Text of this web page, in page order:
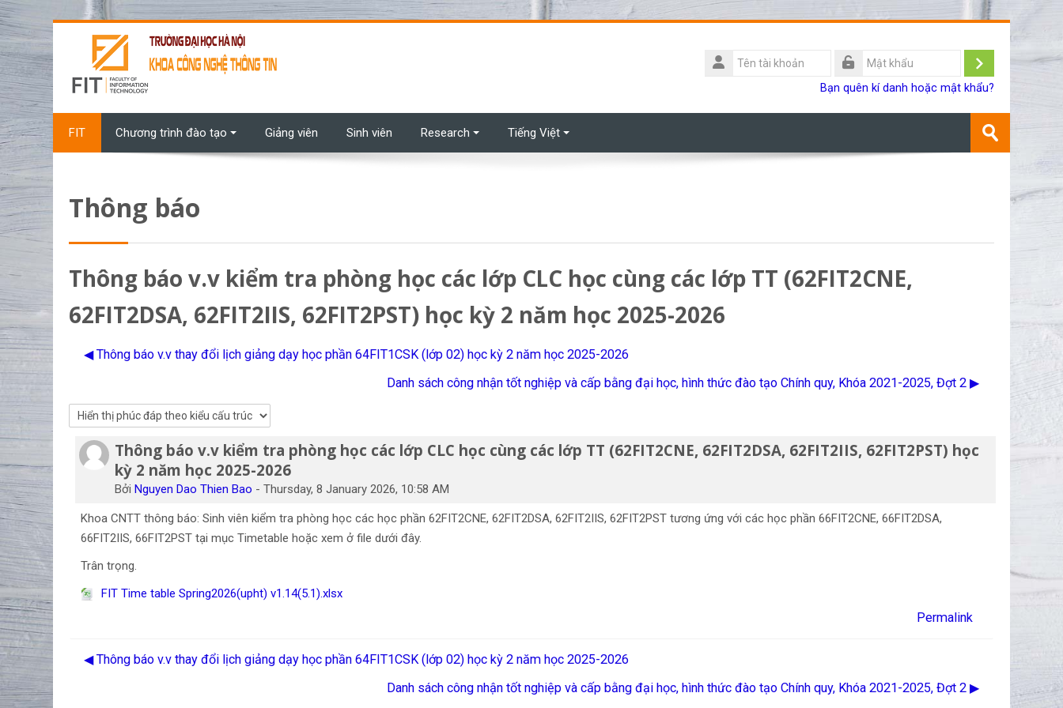
Chuyển tới nội dung chính
Tên
tài
Đăng
Bạn quên kí danh hoặc mật khẩu?
FIT Chương trình đào tạo Giảng viên Sinh viên Research Tiếng Việt
khoá
Gửi
Thông báo
Thông báo v.v kiểm tra phòng học các lớp CLC học cùng các lớp TT (62FIT2CNE,
62FIT2DSA, 62FIT2IIS, 62FIT2PST) học kỳ 2 năm học 2025-2026
◀︎ Thông báo v.v thay đổi lịch giảng dạy học phần 64FIT1CSK (lớp 02) học kỳ 2 năm học 2025-2026
Danh sách công nhận tốt nghiệp và cấp bằng đại học, hình thức đào tạo Chính quy, Khóa 2021-2025, Đợt 2 ▶︎
Thông báo v.v kiểm tra phòng học các lớp CLC học cùng các lớp TT (62FIT2CNE, 62FIT2DSA, 62FIT2IIS, 62FIT2PST) học
kỳ 2 năm học 2025-2026
Bởi Nguyen Dao Thien Bao - Thursday, 8 January 2026, 10:58 AM
Số lượng các câu trả lời: 0
Khoa CNTT thông báo: Sinh viên kiểm tra phòng học các học phần 62FIT2CNE, 62FIT2DSA, 62FIT2IIS, 62FIT2PST tương ứng với các học phần 66FIT2CNE, 66FIT2DSA,
66FIT2IIS, 66FIT2PST tại mục Timetable hoặc xem ở file dưới đây.
Trân trọng.
FIT Time table Spring2026(upht) v1.14(5.1).xlsx
Permalink
◀︎ Thông báo v.v thay đổi lịch giảng dạy học phần 64FIT1CSK (lớp 02) học kỳ 2 năm học 2025-2026
Danh sách công nhận tốt nghiệp và cấp bằng đại học, hình thức đào tạo Chính quy, Khóa 2021-2025, Đợt 2 ▶︎